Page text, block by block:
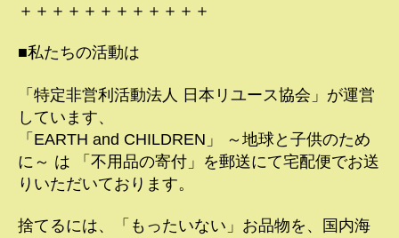
＋＋＋＋＋＋＋＋＋＋＋＋
■私たちの活動は
「特定非営利活動法人 日本リユース協会」が運営
しています、
「EARTH and CHILDREN」 ～地球と子供のため
に～ は 「不用品の寄付」を郵送にて宅配便でお送
りいただいております。
捨てるには、「もったいない」お品物を、国内海